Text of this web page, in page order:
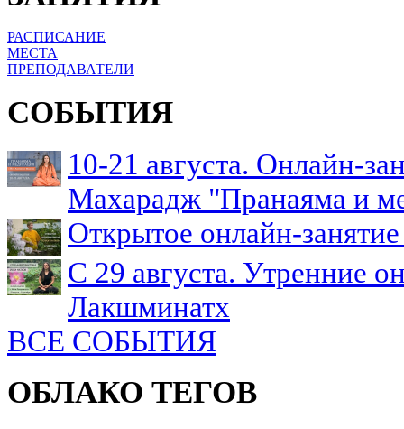
РАСПИСАНИЕ
МЕСТА
ПРЕПОДАВАТЕЛИ
СОБЫТИЯ
10-21 августа. Онлайн-
Махарадж "Пранаяма и
Открытое онлайн-
С 29 августа. Утренние
Лакшминатх
ВСЕ СОБЫТИЯ
ОБЛАКО ТЕГОВ